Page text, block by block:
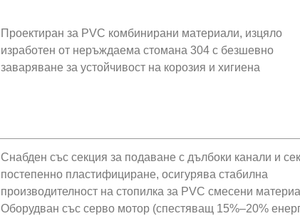
Проектиран за PVC комбинирани материали, изцяло
изработен от неръждаема стомана 304 с безшевно
заваряване за устойчивост на корозия и хигиена
Снабден със секция за подаване с дълбоки канали и
постепенно пластифициране, осигурява стабилна
производителност на стопилка за PVC смесени
Оборудван със серво мотор (спестяващ 15%–20%